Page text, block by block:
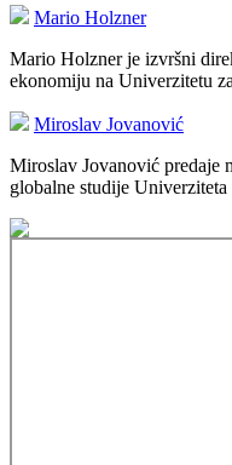
Mario Holzner
Mario Holzner je izvršni
ekonomiju na Univerzitetu
Miroslav Jovanović
Miroslav Jovanović predaje
globalne studije